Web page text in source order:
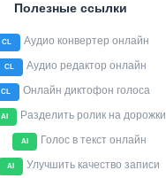
Полезные ссылки
CL Аудио конвертер онлайн
CL Аудио редактор онлайн
CL Онлайн диктофон голоса
AI Разделить ролик на дорожки
AI Голос в текст онлайн
AI Улучшить качество записи